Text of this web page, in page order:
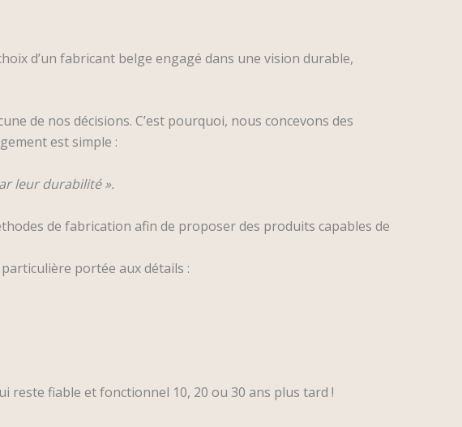
d’un fabricant belge engagé dans une vision durable,
de nos décisions. C’est pourquoi, nous concevons des
est simple :
leur durabilité ».
de fabrication afin de proposer des produits capables de
portée aux détails :
reste fiable et fonctionnel 10, 20 ou 30 ans plus tard !